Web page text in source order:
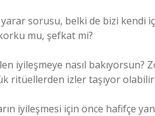
sorusu, belki de bizi kendi
mu, şefkat mi?
iyileşmeye nasıl
ritüellerden izler taşıyor olabilir
iyileşmesi için önce hafifçe